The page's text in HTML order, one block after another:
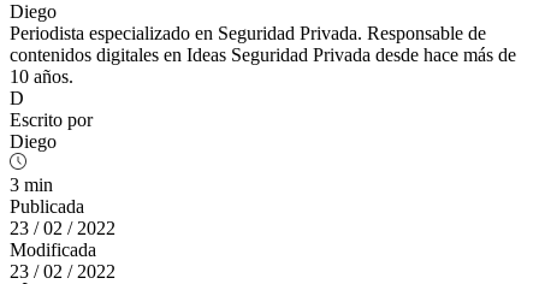
Diego
Periodista especializado en Seguridad Privada. Responsable de
contenidos digitales en Ideas Seguridad Privada desde hace más de
10 años.
D
Escrito por
Diego
3 min
Publicada
23 / 02 / 2022
Modificada
23 / 02 / 2022